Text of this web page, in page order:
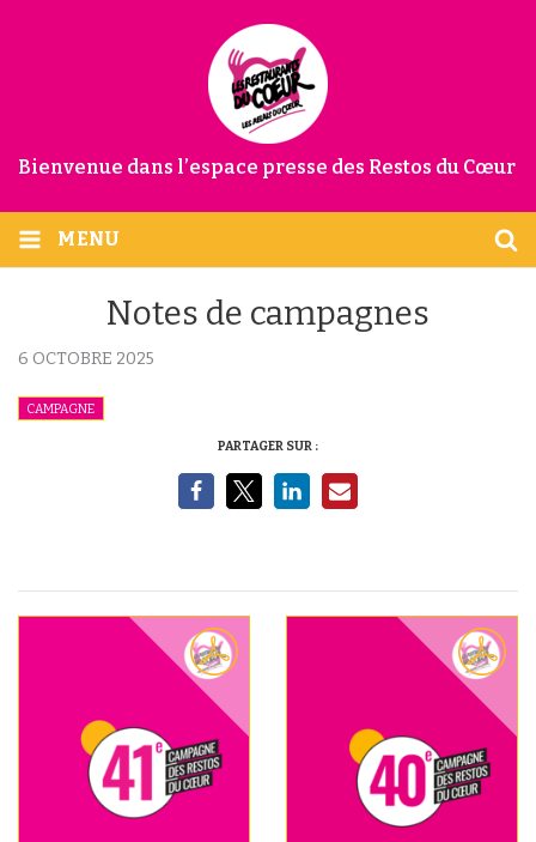
Bienvenue dans l’espace presse des Restos du Cœur
MENU
Notes de campagnes
6 OCTOBRE 2025
CAMPAGNE
PARTAGER SUR :